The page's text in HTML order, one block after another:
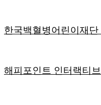
한국백혈병어린이재
해피포인트 인터랙티